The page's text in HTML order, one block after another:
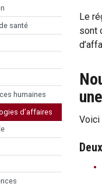
santé
humaines
d’affaires
Le
sont
Voici